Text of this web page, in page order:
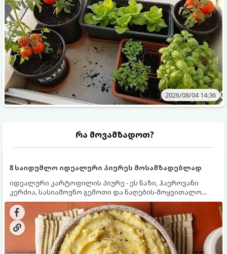
2026/08/04 14:36
რა მოვამზადოთ?
8 საიდუმლო იდეალური პიურეს მოსამზადებლად
იდეალური კარტოფილის პიურე - ეს ნაზი, ჰაეროვანი
კერძია, სასიამოვნო გემოთი და ნაღების-მოყვითალო
ფერით. მისი მომზადება ძალიან მარტივია, მაგრამ
არსებობს რამდენიმე საიდუმლო, რომლებიც უნდა
იცოდეთ, რომ პიურე იდეალურად გემრიელი გამოვიდეს.